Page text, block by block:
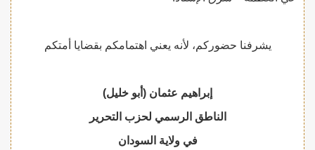
يشرفنا حضوركم، لأنه يعني اهتمامكم بقضايا أمتكم
إبراهيم عثمان (أبو خليل)
الناطق الرسمي لحزب التحرير
في ولاية السودان